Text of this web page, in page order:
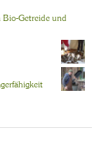
Bio-Getreide und